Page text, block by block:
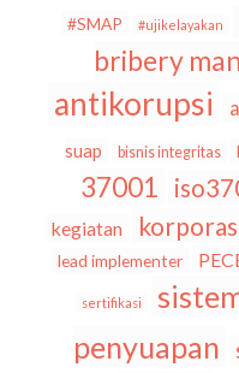
#SMAP #ujikelayakan
bribery
antikorupsi
suap
bisnis integritas
37001
kegiatan
lead implementer
sertifikasi
penyuapan